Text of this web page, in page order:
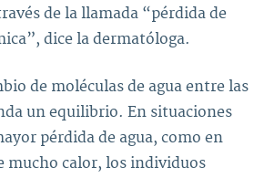
de la llamada “pérdida de
dice la dermatóloga.
de moléculas de agua entre las
un equilibrio. En situaciones
pérdida de agua, como en
mucho calor, los individuos